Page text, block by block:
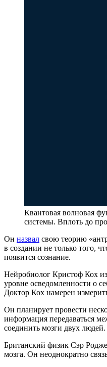
Квантовая волновая
системы. Вплоть до
Он назвал свою теорию
в создании не только того,
появится сознание.
Нейробиолог Кристоф Кох
уровне осведомленности о
Доктор Кох намерен
Он планирует провести
информация передаваться
соединить мозги двух людей.
Британский физик Сэр
мозга. Он неоднократно